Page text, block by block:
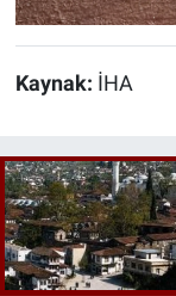
Kaynak: İHA